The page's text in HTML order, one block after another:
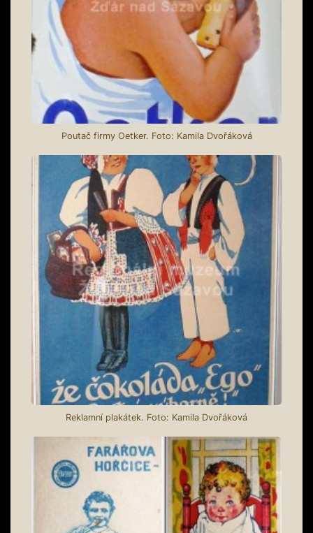
Poutač firmy Oetker. Foto: Kamila Dvořáková
Reklamní plakátek. Foto: Kamila Dvořáková